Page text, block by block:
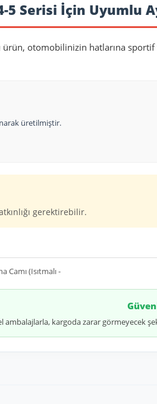
5 Serisi İçin Uyumlu
otomobilinizin hatlarına sportif
üretilmiştir.
gerektirebilir.
Camı (Isıtmalı -
ambalajlarla, kargoda zarar görmeyecek